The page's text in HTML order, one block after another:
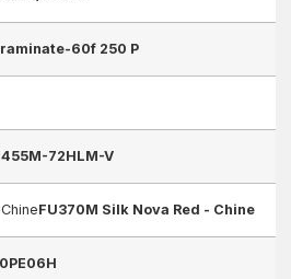
60f 250 P
72HLM-V
FU370M Silk Nova Red - Chine